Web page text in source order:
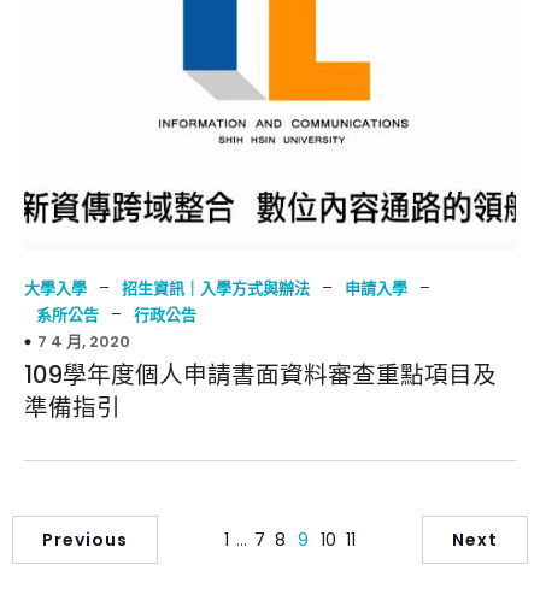
大學入學 – 招生資訊｜入學方式與辦法 – 申請入學 –
系所公告 – 行政公告
7 4 月, 2020
109學年度個人申請書面資料審查重點項目及
準備指引
Previous 1 … 7 8 9 10 11 Next